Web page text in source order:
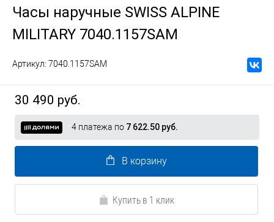
Часы наручные SWISS ALPINE
MILITARY 7040.1157SAM
Артикул: 7040.1157SAM
30 490 руб.
4 платежа по 7 622.50 руб.
В корзину
Купить в 1 клик